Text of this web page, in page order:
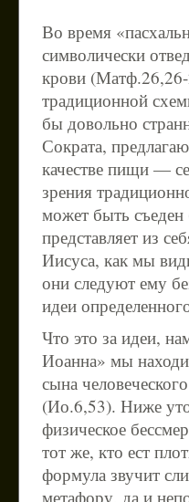
Во время
символически
крови
традиционной
бы довольно
Сократа,
качестве пищи —
зрения
может быть
представляет из
Иисуса, как мы
они следуют ему
идеи
Что это за идеи,
Иоанна» мы
сына
(Ио.6,53). Ниже
физическое
тот же, кто ест
формула звучит
метафору, да и